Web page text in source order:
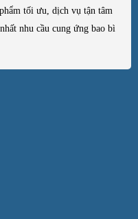
tối ưu, dịch vụ tận tâm
nhu cầu cung ứng bao bì